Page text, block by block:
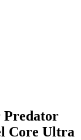
Predator
Core Ultra